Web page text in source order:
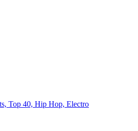
Top 40, Hip Hop, Electro